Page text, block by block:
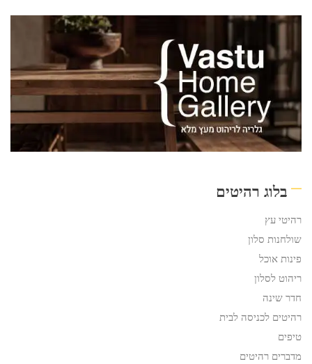
בלוג רהיטים
רהיטי עץ
שולחנות סלון
פינות אוכל
ריהוט לסלון
חדר שינה
רהיטים לכניסה לבית
טיפים
מדברים רהיטים